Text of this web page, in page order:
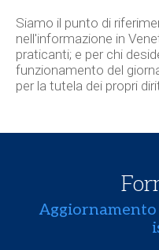
Siamo il punto di
nell'informazione in
praticanti; e per chi
funzionamento del
per la tutela dei propri